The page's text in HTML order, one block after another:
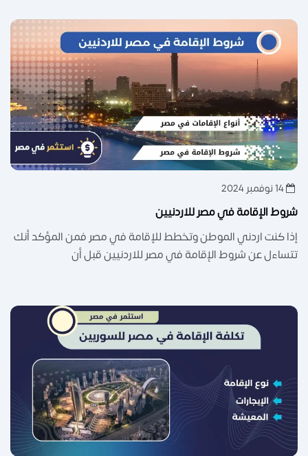
14 نوفمبر 2024
شروط الإقامة في مصر للاردنيين
إذا كنت اردني الموطن وتخطط للإقامة في مصر فمن المؤكد أنك
تتساءل عن شروط الإقامة في مصر للاردنيين قبل أن